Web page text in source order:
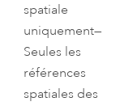
spatiale
uniquement—
Seules les
références
spatiales des